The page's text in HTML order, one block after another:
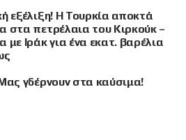
εξέλιξη! Η Τουρκία αποκτά
στα πετρέλαια του Κιρκούκ –
με Ιράκ για ένα εκατ. βαρέλια
γδέρνουν στα καύσιμα!